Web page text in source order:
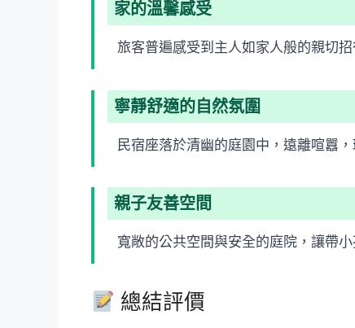
家的溫馨感受
旅客普遍感受到主人如家人般的親切
寧靜舒適的自然氛圍
民宿座落於清幽的庭園中，遠離喧囂
親子友善空間
寬敞的公共空間與安全的庭院，讓帶
總結評價